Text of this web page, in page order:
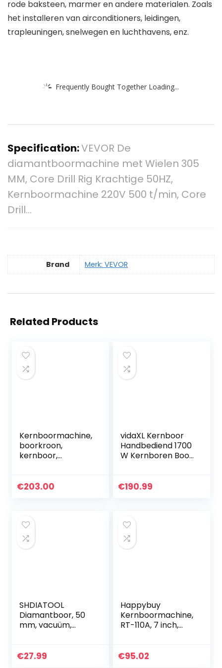
rode baksteen, marmer en andere materialen. Zoals
het installeren van airconditioners, leidingen,
trapleuningen, snelwegen en luchthavens, enz.
Frequently Bought Together Loading...
Specification:VEVOR De
diamantboormachine met Wielen 305
MM, Core Drill Rig Krachtige 50HZ,
Kernboormachine 220V 500 t/min, Core
Drill…
Brand Merk: VEVOR
Related Products
Kernboormachine,
boorkroon,
kernboor,
mm, 1200
€203.00
vidaXL Kernboor
Handbediend 1700
W Kernboren Boor
Handboor
€190.99
SHDIATOOL
Diamantboor, 50
mm, vacuüm,
voor droog boren
€27.99
Happybuy
Kernboormachine,
RT-110A, 7 inch,
droogboor, 2280
€95.02